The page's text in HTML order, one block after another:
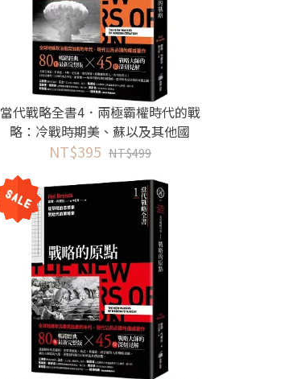
當代戰略全書4．兩極霸權時代的戰
略：冷戰時期美、蘇以及其他國
家，如何融合戰略、競爭與外交
NT$395 NT$499